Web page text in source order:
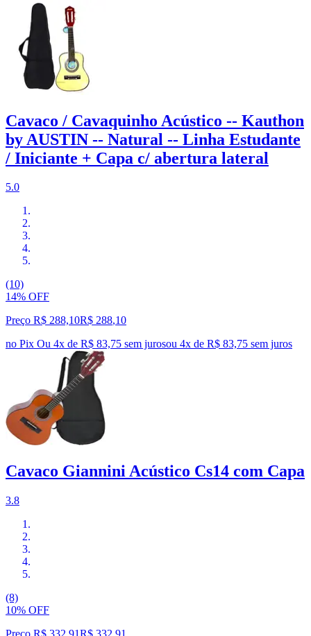
Cavaco / Cavaquinho Acústico -- Kauthon
by AUSTIN -- Natural -- Linha Estudante
/ Iniciante + Capa c/ abertura lateral
5.0
(10)
14% OFF
Preço R$ 288,10R$ 288,10
no Pix Ou 4x de R$ 83,75 sem jurosou 4x de R$ 83,75 sem juros
Cavaco Giannini Acústico Cs14 com Capa
3.8
(8)
10% OFF